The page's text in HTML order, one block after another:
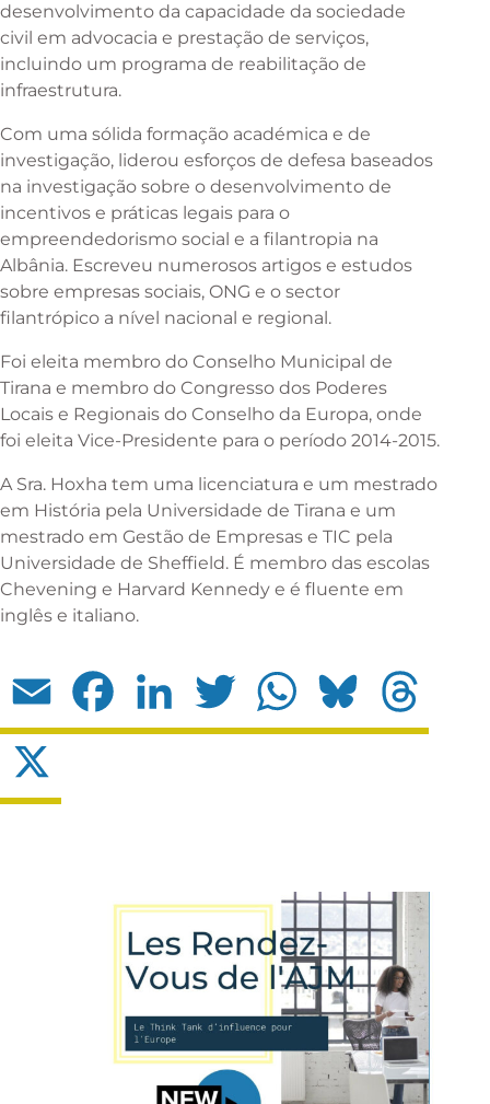
desenvolvimento da capacidade da sociedade
civil em advocacia e prestação de serviços,
incluindo um programa de reabilitação de
infraestrutura.
Com uma sólida formação académica e de
investigação, liderou esforços de defesa baseados
na investigação sobre o desenvolvimento de
incentivos e práticas legais para o
empreendedorismo social e a filantropia na
Albânia. Escreveu numerosos artigos e estudos
sobre empresas sociais, ONG e o sector
filantrópico a nível nacional e regional.
Foi eleita membro do Conselho Municipal de
Tirana e membro do Congresso dos Poderes
Locais e Regionais do Conselho da Europa, onde
foi eleita Vice-Presidente para o período 2014-2015.
A Sra. Hoxha tem uma licenciatura e um mestrado
em História pela Universidade de Tirana e um
mestrado em Gestão de Empresas e TIC pela
Universidade de Sheffield. É membro das escolas
Chevening e Harvard Kennedy e é fluente em
inglês e italiano.
Email Facebook LinkedIn Twitter WhatsApp Bluesky